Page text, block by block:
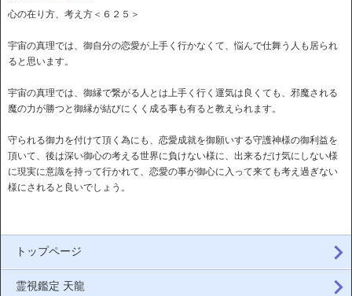
心の在り方、考え方＜６２５＞
宇宙の真理では、御自分の恋愛が上手く行かなくて、悩んで仕舞う人も居られ
ると思います。
宇宙の真理では、御縁で繋がる人とは上手く行く運気は良くても、邪魔される
魔の力が勝つと御縁が結びにくく成る事も有ると教えられます。
守られる御力を付けて頂く為にも、恋愛成就を御願いする守護神様の御利益を
頂いて、後は深い御心の考える世界に負けない様に、出来るだけ気にしない様
に現実に意識を持って行かれて、恋愛の事が御心に入って来ても考え過ぎない
様にされると良いでしょう。
トップページ
霊視鑑定 天龍